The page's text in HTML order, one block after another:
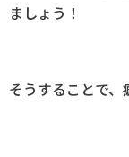
ましょう！
そうすることで、